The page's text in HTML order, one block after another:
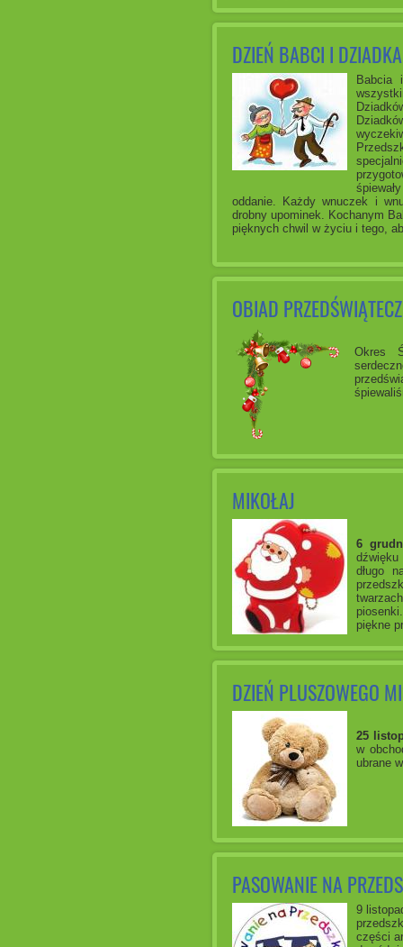
DZIEŃ BABCI I DZIADKA
Babcia
oddanie. Każdy wnuczek i
drobny upominek. Kochanym
pięknych chwil w życiu i tego,
OBIAD
Okres
MIKOŁAJ
6
dźwięku
długo
piękne
DZIEŃ PLUSZOWEGO
25
w
ubrane
PASOWANIE NA
9
części